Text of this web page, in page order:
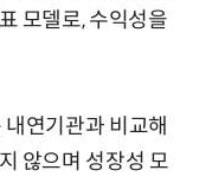
모델로, 수익성을
연기관과 비교해
않으며 성장성 모